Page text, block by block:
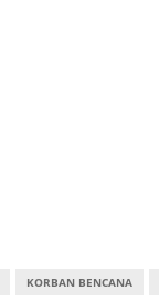
KORBAN BENCANA